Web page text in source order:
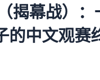
揭幕战）：
的中文观赛